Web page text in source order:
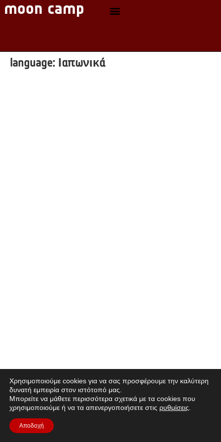
language: Ιαπωνικά
Χρησιμοποιούμε cookies για να σας προσφέρουμε την καλύτερη
δυνατή εμπειρία στον ιστότοπό μας.
Μπορείτε να μάθετε περισσότερα σχετικά με τα cookies που
χρησιμοποιούμε ή να τα απενεργοποιήσετε στις ρυθμίσεις
Αποδοχή